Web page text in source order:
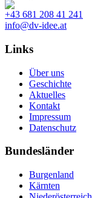
+43 681 208 41 241
info@dv-idee.at
Links
Über uns
Geschichte
Aktuelles
Kontakt
Impressum
Datenschutz
Bundesländer
Burgenland
Kärnten